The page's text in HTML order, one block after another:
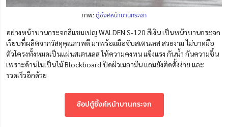
ภาพ:ตู้ซิ้งค์หน้าบานกระจก
อย่างหน้าบานกระจกสีแชมเปญ WALDEN S-120 สีเงิน เป็นหน้าบานกระจก
เรียบที่ผลิตจากวัสดุคุณภาพดี มาพร้อมมือจับสเตนเลส สวยงาม ไม่บาดมือ
ตัวโครงทั้งหมดเป็นแผ่นสเตนเลส ให้ความคงทน แข็งแรง กันน้ำ กันความชื้น
เพราะด้านในเป็นไม้ Blockboard ปิดผิวเมลามีน แถมยังติดตั้งง่าย และ
รวดเร็วอีกด้วย
ช้อปตู้ซิ้งค์หน้าบานกระจก